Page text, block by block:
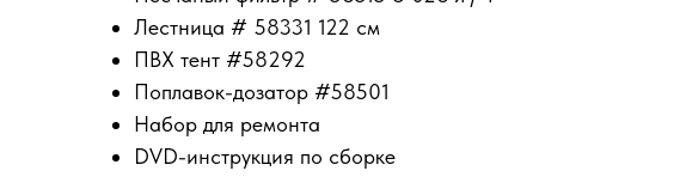
Лестница # 58331 122 см
ПВХ тент #58292
Поплавок-дозатор #58501
Набор для ремонта
DVD-инструкция по сборке